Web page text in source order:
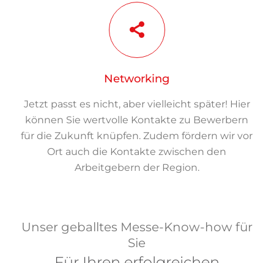
Networking
Jetzt passt es nicht, aber vielleicht später! Hier
können Sie wertvolle Kontakte zu Bewerbern
für die Zukunft knüpfen. Zudem fördern wir vor
Ort auch die Kontakte zwischen den
Arbeitgebern der Region.
Unser geballtes Messe-Know-how für
Sie